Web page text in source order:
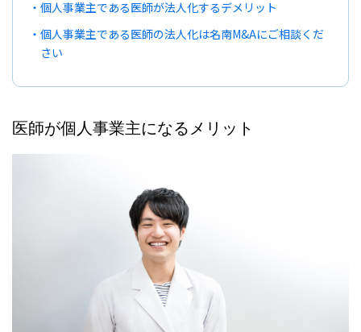
個人事業主である医師が法人化するデメリット
個人事業主である医師の法人化は名南M&Aにご相談くだ
さい
医師が個人事業主になるメリット